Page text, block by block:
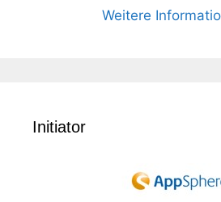
Weitere
Initiator